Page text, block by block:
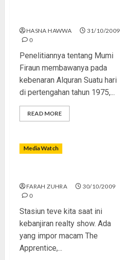
HASNA HAWWA
31/10/2009
0
Penelitiannya tentang Mumi
Firaun membawanya pada
kebenaran Alquran Suatu hari
di pertengahan tahun 1975,...
READ MORE
Media Watch
FARAH ZUHRA
30/10/2009
0
Stasiun teve kita saat ini
kebanjiran realty show. Ada
yang impor macam The
Apprentice,...